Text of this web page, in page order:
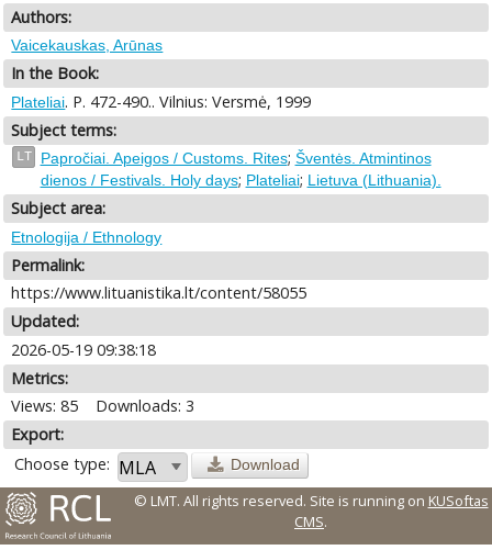
Authors:
Vaicekauskas, Arūnas
In the Book:
Plateliai. P. 472-490.. Vilnius: Versmė, 1999
Subject terms:
LT Papročiai. Apeigos / Customs. Rites; Šventės. Atmintinos
dienos / Festivals. Holy days; Plateliai; Lietuva (Lithuania).
Subject area:
Etnologija / Ethnology
Permalink:
https://www.lituanistika.lt/content/58055
Updated:
2026-05-19 09:38:18
Metrics:
Views: 85
Downloads: 3
Export:
Choose type:
Download
© LMT. All rights reserved. Site is running on KUSoftas
CMS.